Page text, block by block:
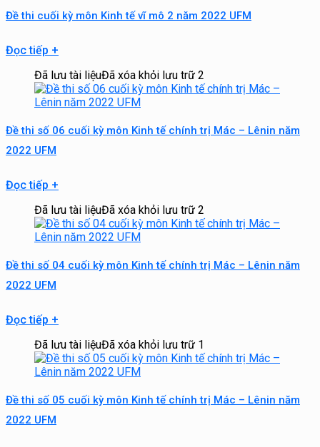
Đề thi cuối kỳ môn Kinh tế vĩ mô 2 năm 2022 UFM
Đọc tiếp +
Đã lưu tài liệuĐã xóa khỏi lưu trữ 2
Đề thi số 06 cuối kỳ môn Kinh tế chính trị Mác – Lênin năm
2022 UFM
Đọc tiếp +
Đã lưu tài liệuĐã xóa khỏi lưu trữ 2
Đề thi số 04 cuối kỳ môn Kinh tế chính trị Mác – Lênin năm
2022 UFM
Đọc tiếp +
Đã lưu tài liệuĐã xóa khỏi lưu trữ 1
Đề thi số 05 cuối kỳ môn Kinh tế chính trị Mác – Lênin năm
2022 UFM